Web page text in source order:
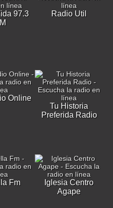
97.3
Radio Util
Online
Tu Historia
Preferida Radio
Fm
Iglesia Centro
Agape